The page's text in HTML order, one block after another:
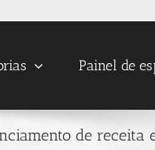
Painel de
de